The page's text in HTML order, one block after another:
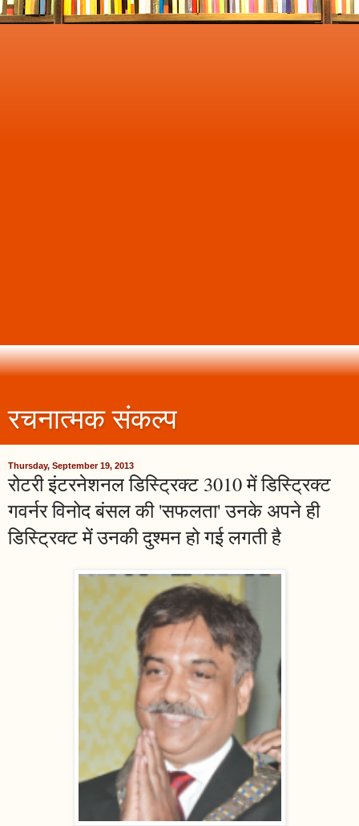
रचनात्मक संकल्प
Thursday, September 19, 2013
रोटरी इंटरनेशनल डिस्ट्रिक्ट 3010 में डिस्ट्रिक्ट
गवर्नर विनोद बंसल की 'सफलता' उनके अपने ही
डिस्ट्रिक्ट में उनकी दुश्मन हो गई लगती है